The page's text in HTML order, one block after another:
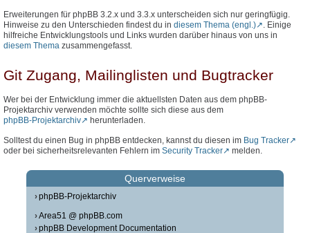
Erweiterungen für phpBB 3.2.x und 3.3.x unterscheiden sich nur geringfügig.
Hinweise zu den Unterschieden findest du in diesem Thema (engl.)
. Einige
hilfreiche Entwicklungstools und Links wurden darüber hinaus von uns in
diesem Thema zusammengefasst.
Git Zugang, Mailinglisten und Bugtracker
Wer bei der Entwicklung immer die aktuellsten Daten aus dem phpBB-
Projektarchiv verwenden möchte sollte sich diese aus dem
phpBB-Projektarchiv
herunterladen.
Solltest du einen Bug in phpBB entdecken, kannst du diesen im Bug Tracker
oder bei sicherheitsrelevanten Fehlern im Security Tracker melden.
Querverweise
phpBB-Projektarchiv
Area51 @ phpBB.com
phpBB Development Documentation